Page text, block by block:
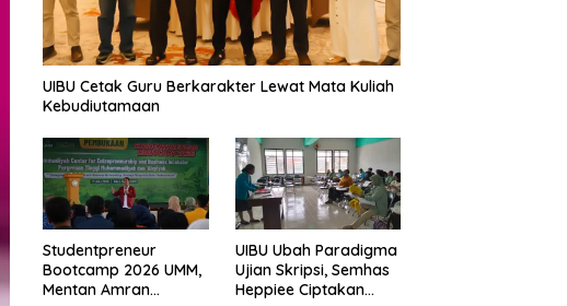
UIBU Cetak Guru Berkarakter Lewat Mata Kuliah
Kebudiutamaan
Studentpreneur
Bootcamp 2026 UMM,
Mentan Amran
UIBU Ubah Paradigma
Ujian Skripsi, Semhas
Heppiee Ciptakan